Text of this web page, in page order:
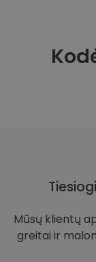
Mūsų klientų
greitai ir